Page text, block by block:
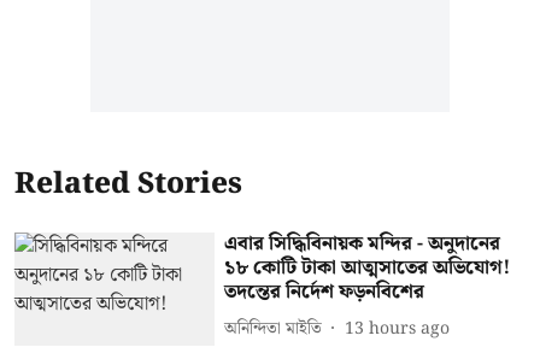
Related Stories
এবার সিদ্ধিবিনায়ক মন্দির - অনুদানের
১৮ কোটি টাকা আত্মসাতের অভিযোগ!
তদন্তের নির্দেশ ফড়নবিশের
অনিন্দিতা মাইতি 13 hours ago